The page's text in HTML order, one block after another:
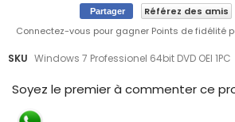
Partager
Référez des amis
Connectez-vous pour gagner Points de fidélité
SKU Windows 7 Professionel 64bit DVD OEI 1PC
Soyez le premier à commenter ce
Skip
the
Skip
the